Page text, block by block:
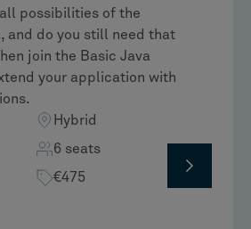
possibilities of the
and do you still need that
join the Basic Java
your application with
Hybrid
6 seats
€475